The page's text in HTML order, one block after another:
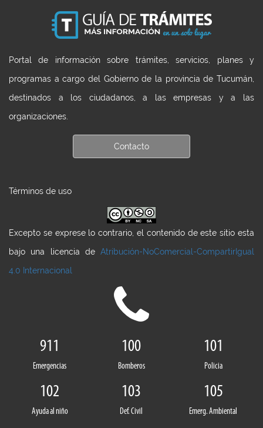
Portal de información sobre trámites, servicios, planes y
programas a cargo del Gobierno de la provincia de Tucumán,
destinados a los ciudadanos, a las empresas y a las
organizaciones.
Contacto
Términos de uso
Excepto se exprese lo contrario, el contenido de este sitio esta
bajo una licencia de Atribución-NoComercial-CompartirIgual
4.0 Internacional
911
Emergencias
100
Bomberos
101
Policia
102
Ayuda al niño
103
Def. Civil
105
Emerg. Ambiental